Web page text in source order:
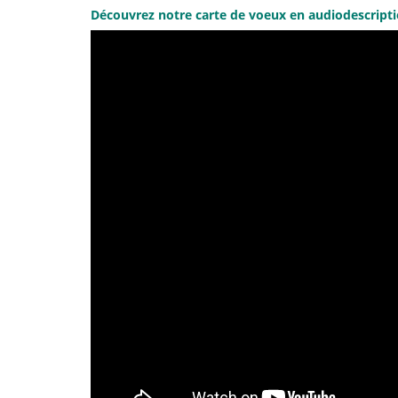
Découvrez notre carte de voeux en